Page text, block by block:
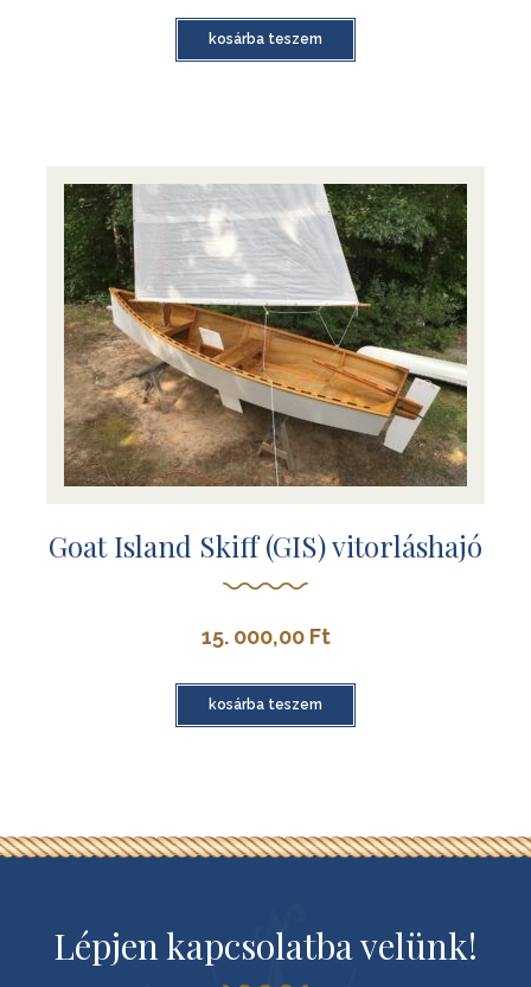
kosárba teszem
Goat Island Skiff (GIS) vitorláshajó
15. 000,00 Ft
kosárba teszem
Lépjen kapcsolatba velünk!